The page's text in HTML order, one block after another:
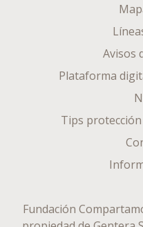
Avisos
Plataforma
Tips
Fundación